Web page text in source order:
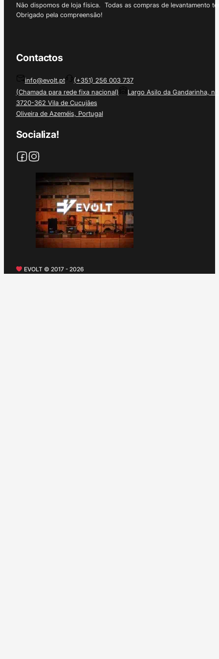
Não dispomos de loja física. Todas as compras de levantamento
Obrigado pela compreensão!
Contactos
info@evolt.pt
(+351) 256 003 737
(Chamada para rede fixa nacional)
Largo Asilo da Gandarinha, nº
3720-362 Vila de Cucujães
Oliveira de Azeméis, Portugal
Socializa!
EVOLT © 2017 - 2026